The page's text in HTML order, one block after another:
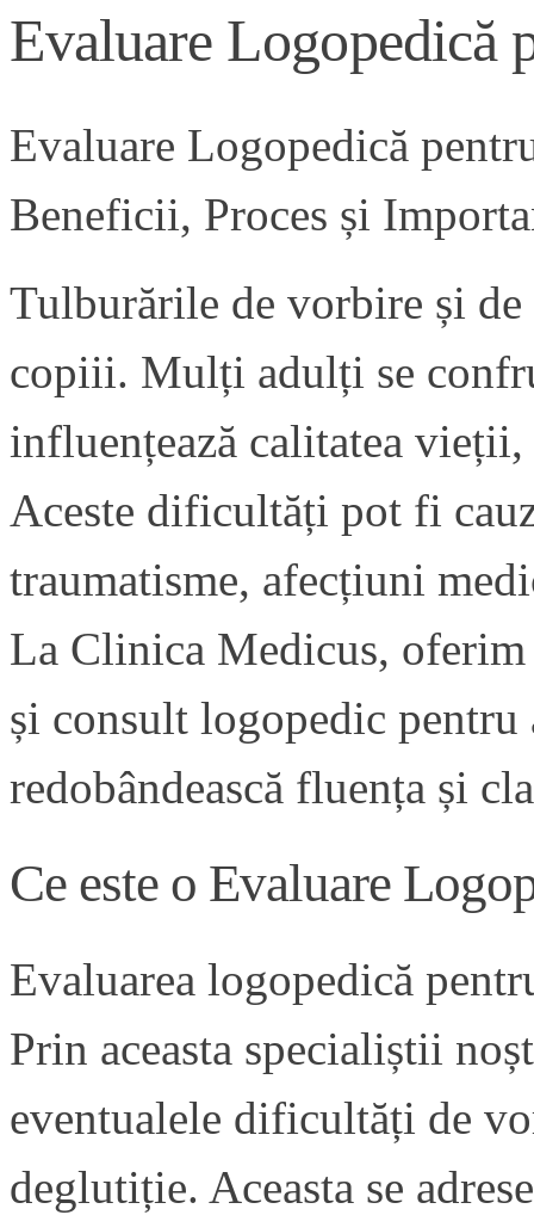
Evaluare Logopedică
Evaluare Logopedică
Beneficii, Proces și
Tulburările de vorbire și de
copiii. Mulți adulți se
influențează calitatea
Aceste dificultăți pot fi
traumatisme, afecțiuni
La Clinica Medicus,
și consult logopedic
redobândească fluența și
Ce este o Evaluare
Evaluarea logopedică
Prin aceasta specialiștii
eventualele dificultăți de
deglutiție. Aceasta se